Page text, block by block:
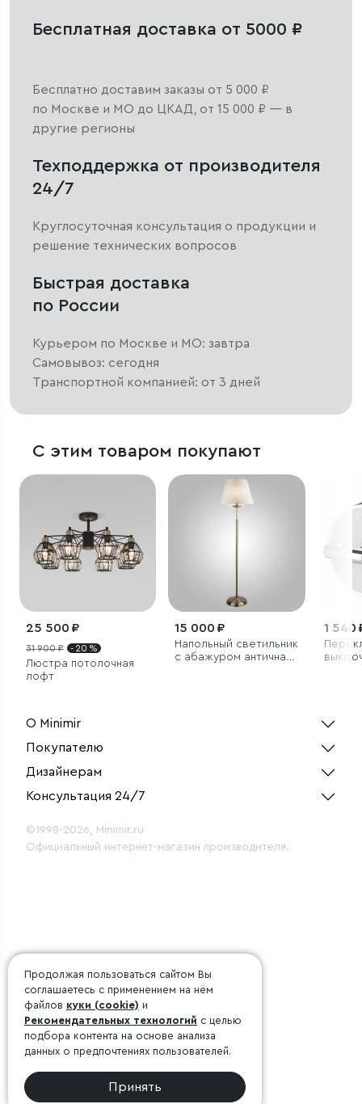
Бесплатная доставка от 5000 ₽
Бесплатно доставим заказы от 5 000 ₽
по Москве и МО до ЦКАД, от 15 000 ₽ — в
другие регионы
Техподдержка от производителя
24/7
Круглосуточная консультация о продукции и
решение технических вопросов
Быстрая доставка
по России
Курьером по Москве и МО: завтра
Самовывоз: сегодня
Транспортной компанией: от 3 дней
С этим товаром покупают
25 500 ₽
31 900 ₽ - 20 %
Люстра потолочная
лофт
15 000 ₽
Напольный светильник
с абажуром античная
1 540
О Minimir
Покупателю
Дизайнерам
Консультация 24/7
©1998-2026, Minimir.ru
Официальный интернет-магазин производителя.
Продолжая пользоваться сайтом Вы
соглашаетесь с применением на нём
файлов куки (cookie) и
Рекомендательных технологий с целью
подбора контента на основе анализа
данных о предпочтениях пользователей.
Принять